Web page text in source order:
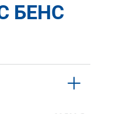
БЕНС